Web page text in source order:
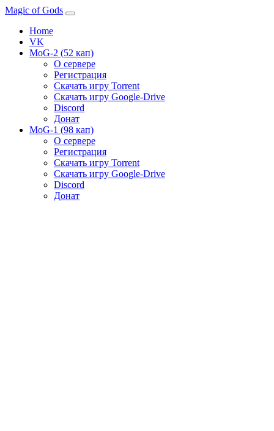
Magic of Gods
Home
VK
MoG-2 (52 кап)
О сервере
Регистрация
Скачать игру Torrent
Скачать игру Google-Drive
Discord
Донат
MoG-1 (98 кап)
О сервере
Регистрация
Скачать игру Torrent
Скачать игру Google-Drive
Discord
Донат